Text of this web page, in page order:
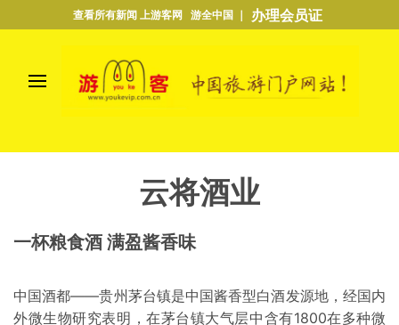
查看所有新闻 上游客网 游全中国 ｜ 办理会员证
云将酒业
一杯粮食酒 满盈酱香味
中国酒都——贵州茅台镇是中国酱香型白酒发源地，经国内
外微生物研究表明，在茅台镇大气层中含有1800在多种微